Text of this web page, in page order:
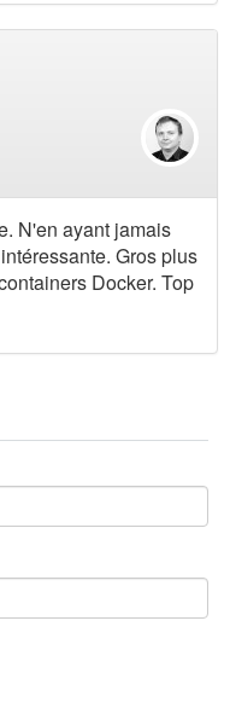
N'en ayant jamais
Gros plus
Docker. Top